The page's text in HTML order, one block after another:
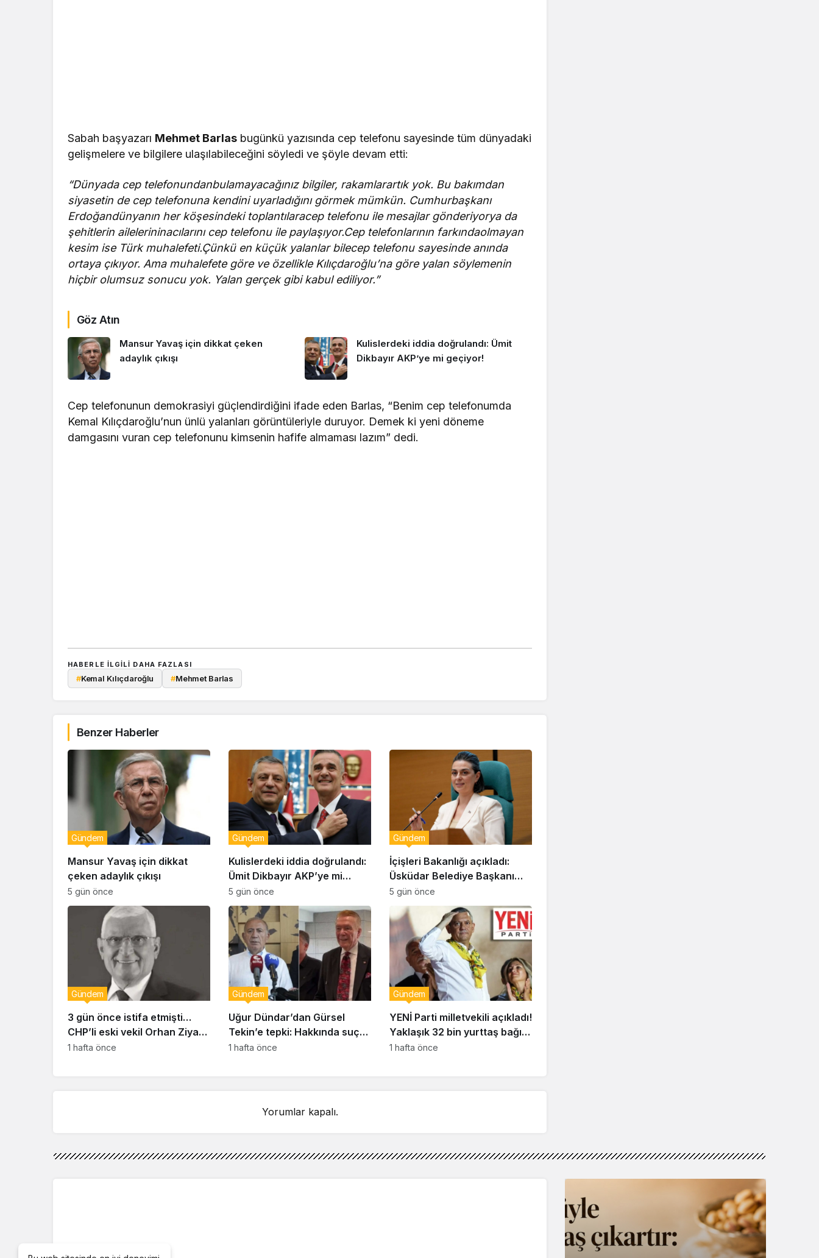
Sabah başyazarı Mehmet Barlas bugünkü yazısında cep telefonu sayesinde tüm dünyadaki
gelişmelere ve bilgilere ulaşılabileceğini söyledi ve şöyle devam etti:
“Dünyada cep telefonundanbulamayacağınız bilgiler, rakamlarartık yok. Bu bakımdan
siyasetin de cep telefonuna kendini uyarladığını görmek mümkün. Cumhurbaşkanı
Erdoğandünyanın her köşesindeki toplantılaracep telefonu ile mesajlar gönderiyorya da
şehitlerin ailelerininacılarını cep telefonu ile paylaşıyor.Cep telefonlarının farkındaolmayan
kesim ise Türk muhalefeti.Çünkü en küçük yalanlar bilecep telefonu sayesinde anında
ortaya çıkıyor. Ama muhalefete göre ve özellikle Kılıçdaroğlu’na göre yalan söylemenin
hiçbir olumsuz sonucu yok. Yalan gerçek gibi kabul ediliyor.”
Göz Atın
Mansur Yavaş için dikkat çeken
adaylık çıkışı
Kulislerdeki iddia doğrulandı: Ümit
Dikbayır AKP’ye mi geçiyor!
Cep telefonunun demokrasiyi güçlendirdiğini ifade eden Barlas, “Benim cep telefonumda
Kemal Kılıçdaroğlu’nun ünlü yalanları görüntüleriyle duruyor. Demek ki yeni döneme
damgasını vuran cep telefonunu kimsenin hafife almaması lazım” dedi.
HABERLE ILGILI DAHA FAZLASI
#Kemal Kılıçdaroğlu #Mehmet Barlas
Benzer Haberler
Mansur Yavaş için dikkat
çeken adaylık çıkışı
Gündem
5 gün önce
Kulislerdeki iddia doğrulandı:
Ümit Dikbayır AKP’ye mi
geçiyor!
Gündem
5 gün önce
İçişleri Bakanlığı açıkladı:
Üsküdar Belediye Başkanı
Sinem Dedetaş görevden
uzaklaştırıldı
Gündem
5 gün önce
3 gün önce istifa etmişti…
CHP’li eski vekil Orhan Ziya
Diren hayatını kaybetti!
Gündem
1 hafta önce
Uğur Dündar’dan Gürsel
Tekin’e tepki: Hakkında suç
duyurusunda bulunacağım
Gündem
1 hafta önce
YENİ Parti milletvekili açıkladı!
Yaklaşık 32 bin yurttaş bağış
yaptı: Ne kadar toplandı?
Gündem
1 hafta önce
Yorumlar kapalı.